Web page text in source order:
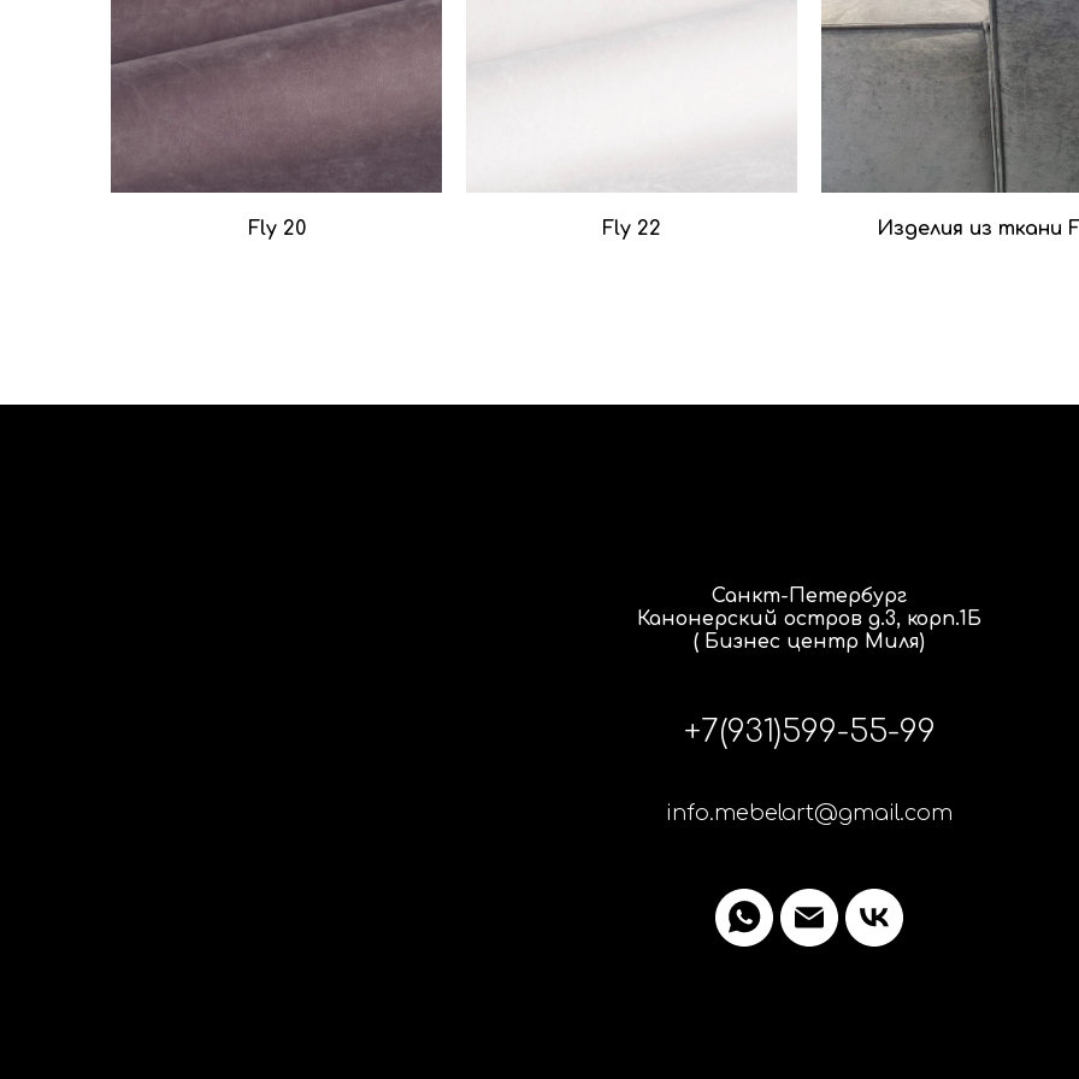
Fly 20 Fly 22 Изделия из ткани
Санкт-Петербург
Канонерский остров д.3, корп.1Б
( Бизнес центр Миля)
+7(931)599-55-99
info.mebelart@gmail.com